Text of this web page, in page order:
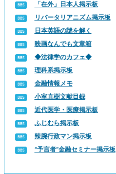
「在外」日本人掲示板
リバータリアニズム掲示板
日本英語の謎を解く
映画なんでも文章箱
◆法律学のカフェ◆
理科系掲示板
金融情報メモ
小室直樹文献目録
近代医学・医療掲示板
ふじむら掲示板
辣腕行政マン掲示板
“予言者”金融セミナー掲示板